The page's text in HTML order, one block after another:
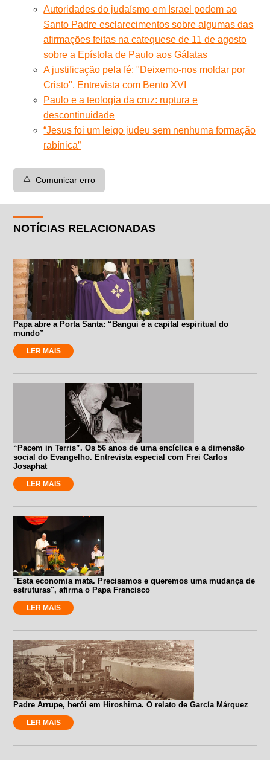
Autoridades do judaísmo em Israel pedem ao
Santo Padre esclarecimentos sobre algumas das
afirmações feitas na catequese de 11 de agosto
sobre a Epístola de Paulo aos Gálatas
A justificação pela fé: "Deixemo-nos moldar por
Cristo". Entrevista com Bento XVI
Paulo e a teologia da cruz: ruptura e
descontinuidade
“Jesus foi um leigo judeu sem nenhuma formação
rabínica”
⚠️ Comunicar erro
NOTÍCIAS RELACIONADAS
Papa abre a Porta Santa: “Bangui é a capital espiritual do
mundo”
LER MAIS
“Pacem in Terris”. Os 56 anos de uma encíclica e a dimensão
social do Evangelho. Entrevista especial com Frei Carlos
Josaphat
LER MAIS
"Esta economia mata. Precisamos e queremos uma mudança de
estruturas", afirma o Papa Francisco
LER MAIS
Padre Arrupe, herói em Hiroshima. O relato de García Márquez
LER MAIS